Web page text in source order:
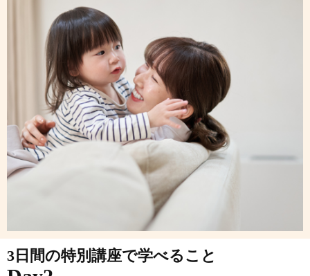
3日間の特別講座で学べること